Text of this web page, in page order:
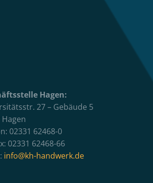
Hagen:
27 – Gebäude 5
Hagen
02331 62468-0
02331 62468-66
info@kh-handwerk.de